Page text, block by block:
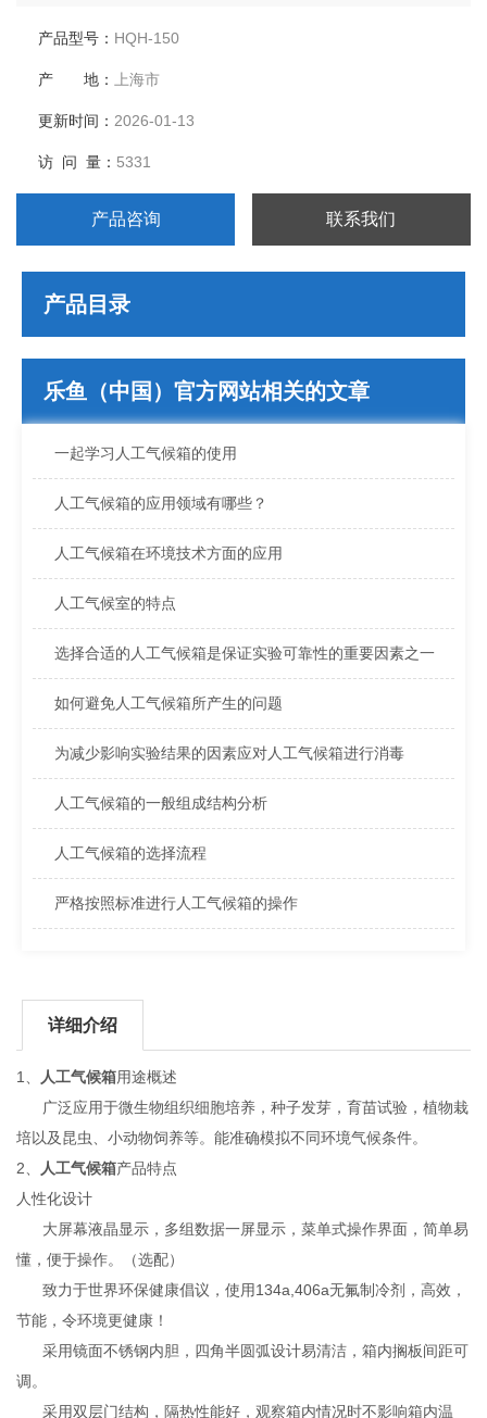
产品型号： HQH-150
产 地：上海市
更新时间：2026-01-13
访 问 量： 5331
产品咨询 联系我们
产品目录
乐鱼（中国）官方网站相关的文章
一起学习人工气候箱的使用
人工气候箱的应用领域有哪些？
人工气候箱在环境技术方面的应用
人工气候室的特点
选择合适的人工气候箱是保证实验可靠性的重要因素之一
如何避免人工气候箱所产生的问题
为减少影响实验结果的因素应对人工气候箱进行消毒
人工气候箱的一般组成结构分析
人工气候箱的选择流程
严格按照标准进行人工气候箱的操作
详细介绍
1、 人工气候箱用途概述
广泛应用于微生物组织细胞培养，种子发芽，育苗试验，植物栽
培以及昆虫、小动物饲养等。能准确模拟不同环境气候条件。
2、
人工气候箱产品特点
人性化设计
大屏幕液晶显示，多组数据一屏显示，菜单式操作界面，简单易
懂，便于操作。（选配）
致力于世界环保健康倡议，使用134a,406a无氟制冷剂，高效，
节能，令环境更健康！
采用镜面不锈钢内胆，四角半圆弧设计易清洁，箱内搁板间距可
调。
采用双层门结构，隔热性能好，观察箱内情况时不影响箱内温